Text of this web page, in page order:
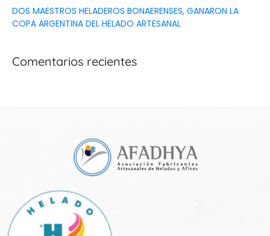
DOS MAESTROS HELADEROS BONAERENSES, GANARON LA
COPA ARGENTINA DEL HELADO ARTESANAL
Comentarios recientes